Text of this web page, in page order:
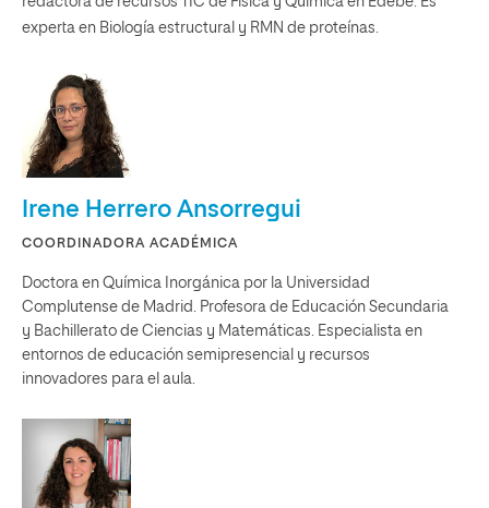
experta en Biología estructural y RMN de proteínas.
Irene Herrero Ansorregui
COORDINADORA ACADÉMICA
Doctora en Química Inorgánica por la Universidad
Complutense de Madrid. Profesora de Educación Secundaria
y Bachillerato de Ciencias y Matemáticas. Especialista en
entornos de educación semipresencial y recursos
innovadores para el aula.